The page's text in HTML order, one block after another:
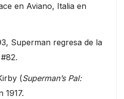
en Aviano, Italia en
Superman regresa de la
(Superman’s Pal:
1917.